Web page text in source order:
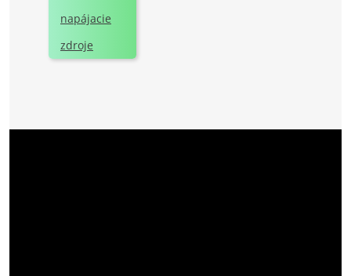
napájacie
zdroje